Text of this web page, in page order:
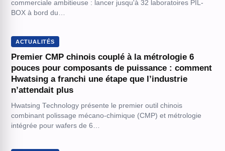
commerciale ambitieuse : lancer jusqu'à 32 laboratoires PIL-
BOX à bord du…
ACTUALITÉS
Premier CMP chinois couplé à la métrologie 6
pouces pour composants de puissance : comment
Hwatsing a franchi une étape que l’industrie
n’attendait plus
Hwatsing Technology présente le premier outil chinois
combinant polissage mécano-chimique (CMP) et métrologie
intégrée pour wafers de 6…